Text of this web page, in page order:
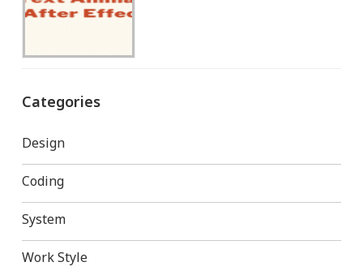
Categories
Design
Coding
System
Work Style